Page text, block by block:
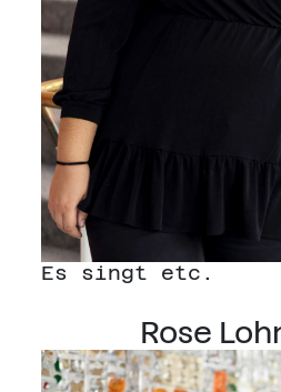
Es singt etc.
Rose